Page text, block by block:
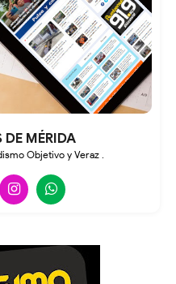
DE MÉRIDA
Objetivo y Veraz .